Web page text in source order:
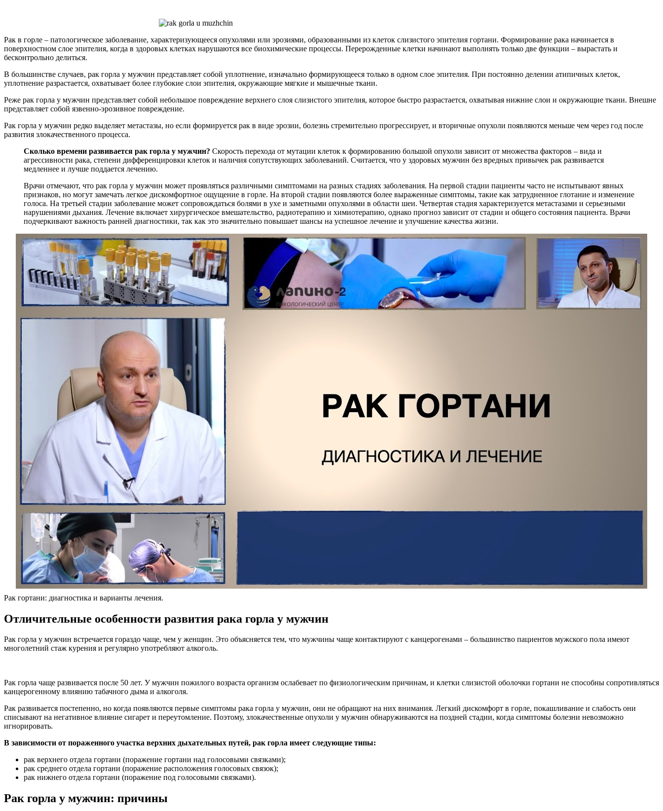
Рак в горле – патологическое заболевание, характеризующееся опухолями или эрозиями, образованными из клеток слизистого эпителия гортани. Формирование рака начинается в
поверхностном слое эпителия, когда в здоровых клетках нарушаются все биохимические процессы. Перерожденные клетки начинают выполнять только две функции – вырастать и
бесконтрольно делиться.
В большинстве случаев, рак горла у мужчин представляет собой уплотнение, изначально формирующееся только в одном слое эпителия. При постоянно делении атипичных клеток,
уплотнение разрастается, охватывает более глубокие слои эпителия, окружающие мягкие и мышечные ткани.
Реже рак горла у мужчин представляет собой небольшое повреждение верхнего слоя слизистого эпителия, которое быстро разрастается, охватывая нижние слои и окружающие ткани. Внешне
представляет собой язвенно-эрозивное повреждение.
Рак горла у мужчин редко выделяет метастазы, но если формируется рак в виде эрозии, болезнь стремительно прогрессирует, и вторичные опухоли появляются меньше чем через год после
развития злокачественного процесса.
Сколько времени развивается рак горла у мужчин? Скорость перехода от мутации клеток к формированию большой опухоли зависит от множества факторов – вида и
агрессивности рака, степени дифференцировки клеток и наличия сопутствующих заболеваний. Считается, что у здоровых мужчин без вредных привычек рак развивается
медленнее и лучше поддается лечению.
Врачи отмечают, что рак горла у мужчин может проявляться различными симптомами на разных стадиях заболевания. На первой стадии пациенты часто не испытывают явных
признаков, но могут замечать легкое дискомфортное ощущение в горле. На второй стадии появляются более выраженные симптомы, такие как затрудненное глотание и изменение
голоса. На третьей стадии заболевание может сопровождаться болями в ухе и заметными опухолями в области шеи. Четвертая стадия характеризуется метастазами и серьезными
нарушениями дыхания. Лечение включает хирургическое вмешательство, радиотерапию и химиотерапию, однако прогноз зависит от стадии и общего состояния пациента. Врачи
подчеркивают важность ранней диагностики, так как это значительно повышает шансы на успешное лечение и улучшение качества жизни.
Рак гортани: диагностика и варианты лечения.
Отличительные особенности развития рака горла у мужчин
Рак горла у мужчин встречается гораздо чаще, чем у женщин. Это объясняется тем, что мужчины чаще контактируют с канцерогенами – большинство пациентов мужского пола имеют
многолетний стаж курения и регулярно употребляют алкоголь.
Рак горла чаще развивается после 50 лет. У мужчин пожилого возраста организм ослабевает по физиологическим причинам, и клетки слизистой оболочки гортани не способны сопротивляться
канцерогенному влиянию табачного дыма и алкоголя.
Рак развивается постепенно, но когда появляются первые симптомы рака горла у мужчин, они не обращают на них внимания. Легкий дискомфорт в горле, покашливание и слабость они
списывают на негативное влияние сигарет и переутомление. Поэтому, злокачественные опухоли у мужчин обнаруживаются на поздней стадии, когда симптомы болезни невозможно
игнорировать.
В зависимости от пораженного участка верхних дыхательных путей, рак горла имеет следующие типы:
рак верхнего отдела гортани (поражение гортани над голосовыми связками);
рак среднего отдела гортани (поражение расположения голосовых связок);
рак нижнего отдела гортани (поражение под голосовыми связками).
Рак горла у мужчин: причины